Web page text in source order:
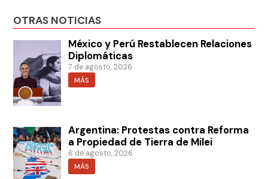
OTRAS NOTICIAS
México y Perú Restablecen Relaciones
Diplomáticas
7 de agosto, 2026
MÁS
Argentina: Protestas contra Reforma
a Propiedad de Tierra de Milei
6 de agosto, 2026
MÁS